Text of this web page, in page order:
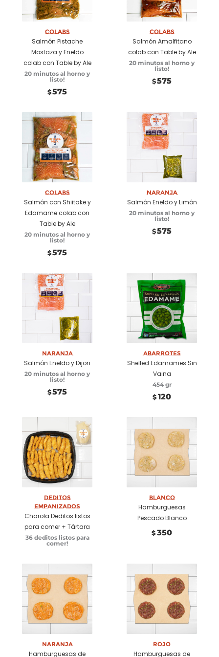
carrito
Colabs
Salmón Pistache
Mostaza y Eneldo
colab con Table by Ale
20 minutos al horno y
listo!
$575
carrito
Colabs
Salmón Amalfitano
colab con Table by Ale
20 minutos al horno y
listo!
$575
Añadir a
carrito
Colabs
Salmón con Shiitake y
Edamame colab con
Table by Ale
20 minutos al horno y
listo!
$575
Añadir a
carrito
Naranja
Salmón Eneldo y Limón
20 minutos al horno y
listo!
$575
Añadir a
carrito
Naranja
Salmón Eneldo y Dijon
20 minutos al horno y
listo!
$575
Añadir a
carrito
Abarrotes
Shelled Edamames Sin
Vaina
454 gr
$ 120
Seleccionar
opciones
Deditos
Empanizados
Charola Deditos listos
para comer + Tártara
36 deditos listos para
comer!
Añadir a
carrito
Blanco
Hamburguesas
Pescado Blanco
$ 350
Añadir a
carrito
Naranja
Hamburguesas de
Añadir a
carrito
Rojo
Hamburguesas de